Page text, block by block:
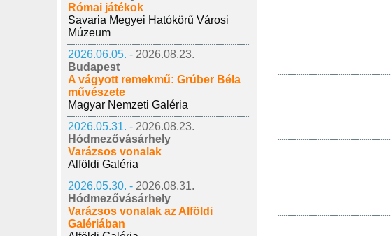
Római játékok
Savaria Megyei Hatókörű Városi
Múzeum
2026.06.05. - 2026.08.23.
Budapest
A vágyott remekmű: Grúber Béla
művészete
Magyar Nemzeti Galéria
2026.05.31. - 2026.08.23.
Hódmezővásárhely
Varázsos vonalak
Alföldi Galéria
2026.05.30. - 2026.08.31.
Hódmezővásárhely
Varázsos vonalak az Alföldi
Galériában